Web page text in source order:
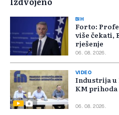
BIH
Forto:
više čekati,
rješenje
06. 08. 2026.
VIDEO
Industrija u
KM
06. 08. 2026.